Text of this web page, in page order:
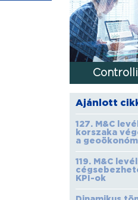
Ajánlott
127. M&C
korszaka
a
119. M&C
KPI-ok